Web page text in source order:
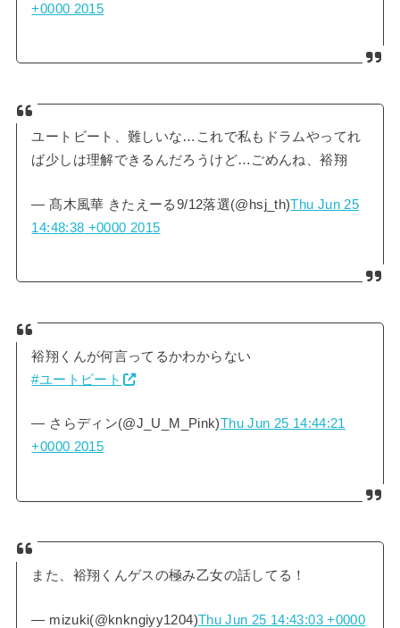
+0000 2015
ユートビート、難しいな…これで私もドラムやってれ
ば少しは理解できるんだろうけど…ごめんね、裕翔
— 髙木風華 きたえーる9/12落選(@hsj_th)Thu Jun 25
14:48:38 +0000 2015
裕翔くんが何言ってるかわからない
#ユートビート
— さらディン(@J_U_M_Pink)Thu Jun 25 14:44:21
+0000 2015
また、裕翔くんゲスの極み乙女の話してる！
— mizuki(@knkngiyy1204)Thu Jun 25 14:43:03 +0000